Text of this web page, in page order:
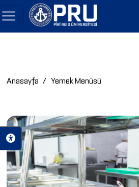
Anasayfa Yemek Menüsü